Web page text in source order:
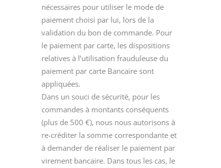
nécessaires pour utiliser le mode de
paiement choisi par lui, lors de la
validation du bon de commande. Pour
le paiement par carte, les dispositions
relatives à l’utilisation frauduleuse du
paiement par carte Bancaire sont
appliquées.
Dans un souci de sécurité, pour les
commandes à montants conséquents
(plus de 500 €), nous nous autorisons à
re-créditer la somme correspondante et
à demander de réaliser le paiement par
virement bancaire. Dans tous les cas, le